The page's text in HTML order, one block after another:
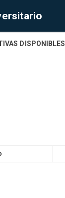
DISPONIBLES